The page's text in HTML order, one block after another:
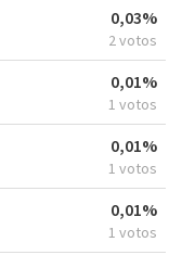
0,03%
2 votos
0,01%
1 votos
0,01%
1 votos
0,01%
1 votos